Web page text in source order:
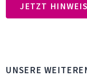
JETZT
UNSERE